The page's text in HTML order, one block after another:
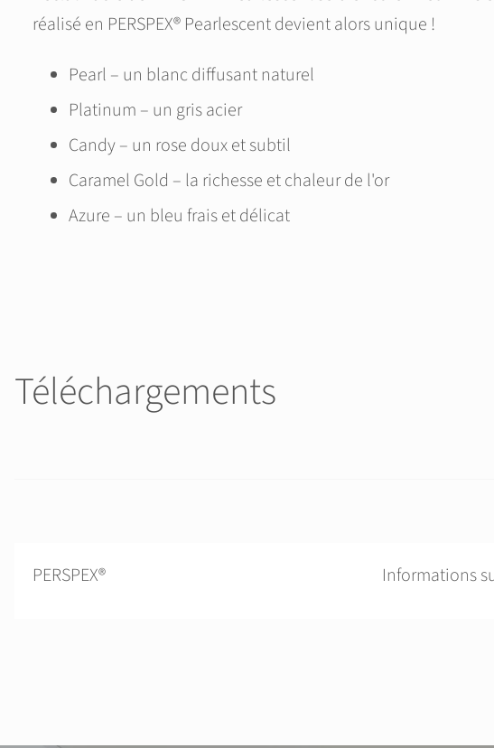
réalisé en PERSPEX® Pearlescent devient alors unique !
Pearl – un blanc diffusant naturel
Platinum – un gris acier
Candy – un rose doux et subtil
Caramel Gold – la richesse et chaleur de l'or
Azure – un bleu frais et délicat
Téléchargements
PERSPEX® Informations